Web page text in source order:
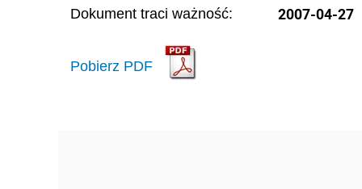
Dokument traci ważność: 2007-04-27
Pobierz PDF